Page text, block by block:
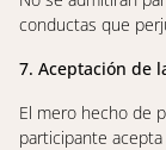
conductas que
7. Aceptación de
El mero hecho de
participante